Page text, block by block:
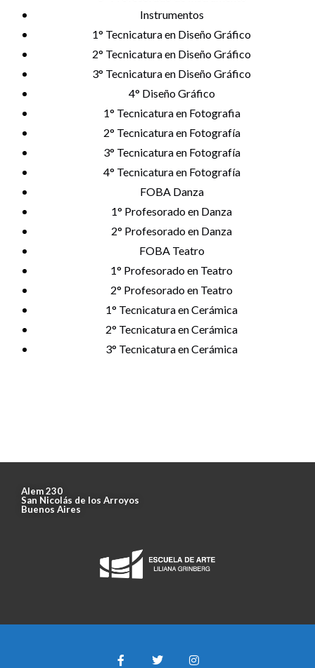
Instrumentos
1° Tecnicatura en Diseño Gráfico
2° Tecnicatura en Diseño Gráfico
3° Tecnicatura en Diseño Gráfico
4° Diseño Gráfico
1° Tecnicatura en Fotografia
2° Tecnicatura en Fotografía
3° Tecnicatura en Fotografía
4° Tecnicatura en Fotografía
FOBA Danza
1° Profesorado en Danza
2° Profesorado en Danza
FOBA Teatro
1° Profesorado en Teatro
2° Profesorado en Teatro
1° Tecnicatura en Cerámica
2° Tecnicatura en Cerámica
3° Tecnicatura en Cerámica
Alem 230
San Nicolás de los Arroyos
Buenos Aires